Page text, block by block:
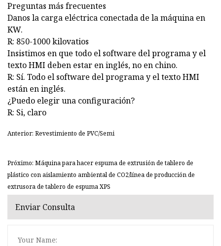
Preguntas más frecuentes
Danos la carga eléctrica conectada de la máquina en
KW.
R: 850-1000 kilovatios
Insistimos en que todo el software del programa y el
texto HMI deben estar en inglés, no en chino.
R: Sí. Todo el software del programa y el texto HMI
están en inglés.
¿Puedo elegir una configuración?
R: Si, claro
Anterior: Revestimiento de PVC/Semi
Próximo: Máquina para hacer espuma de extrusión de tablero de
plástico con aislamiento ambiental de CO2/línea de producción de
extrusora de tablero de espuma XPS
Enviar Consulta